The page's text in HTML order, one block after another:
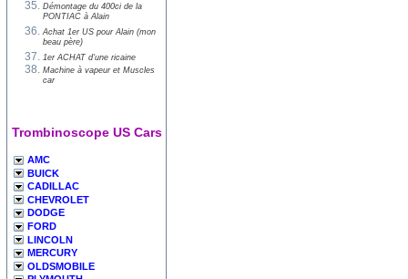
Démontage du 400ci de la
PONTIAC à Alain
Achat 1er US pour Alain (mon
beau père)
1er ACHAT d'une ricaine
Machine à vapeur et Muscles
car
Trombinoscope US Cars
AMC
BUICK
CADILLAC
CHEVROLET
DODGE
FORD
LINCOLN
MERCURY
OLDSMOBILE